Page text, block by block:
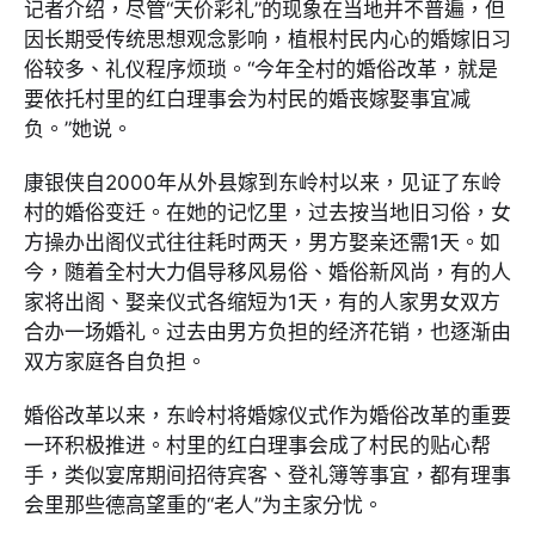
记者介绍，尽管“天价彩礼”的现象在当地并不普遍，但
因长期受传统思想观念影响，植根村民内心的婚嫁旧习
俗较多、礼仪程序烦琐。“今年全村的婚俗改革，就是
要依托村里的红白理事会为村民的婚丧嫁娶事宜减
负。”她说。
康银侠自2000年从外县嫁到东岭村以来，见证了东岭
村的婚俗变迁。在她的记忆里，过去按当地旧习俗，女
方操办出阁仪式往往耗时两天，男方娶亲还需1天。如
今，随着全村大力倡导移风易俗、婚俗新风尚，有的人
家将出阁、娶亲仪式各缩短为1天，有的人家男女双方
合办一场婚礼。过去由男方负担的经济花销，也逐渐由
双方家庭各自负担。
婚俗改革以来，东岭村将婚嫁仪式作为婚俗改革的重要
一环积极推进。村里的红白理事会成了村民的贴心帮
手，类似宴席期间招待宾客、登礼簿等事宜，都有理事
会里那些德高望重的“老人”为主家分忧。